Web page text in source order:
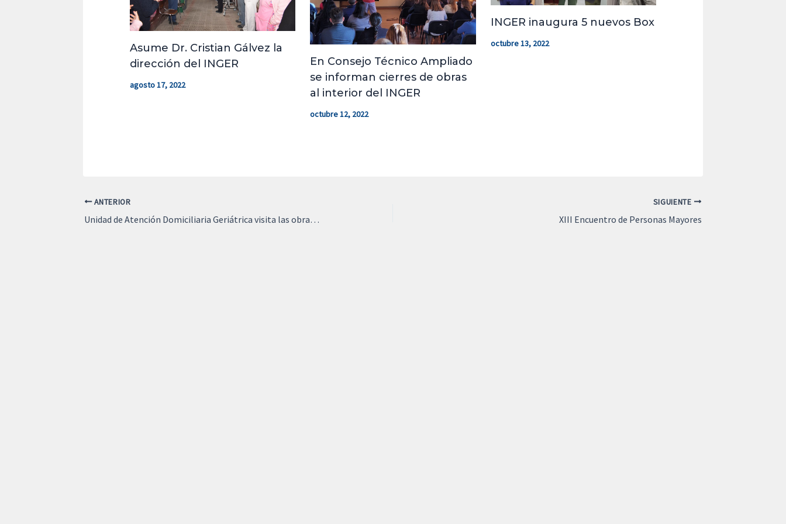
Asume Dr. Cristian Gálvez la
dirección del INGER
agosto 17, 2022
En Consejo Técnico Ampliado
se informan cierres de obras
al interior del INGER
octubre 12, 2022
INGER inaugura 5 nuevos Box
octubre 13, 2022
ANTERIOR
Unidad de Atención Domiciliaria Geriátrica visita las obras para conocer sus futuras dependencias
SIGUIENTE
XIII Encuentro de Personas Mayores